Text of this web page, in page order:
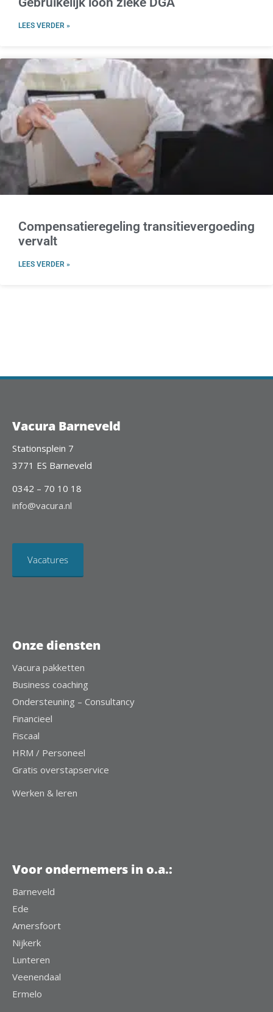
LEES VERDER »
Compensatieregeling transitievergoeding
vervalt
LEES VERDER »
Vacura Barneveld
Stationsplein 7
3771 ES Barneveld
0342 – 70 10 18
info@vacura.nl
Vacatures
Onze diensten
Vacura pakketten
Business coaching
Ondersteuning – Consultancy
Financieel
Fiscaal
HRM / Personeel
Gratis overstapservice
Werken & leren
Voor ondernemers in o.a.:
Barneveld
Ede
Amersfoort
Nijkerk
Lunteren
Veenendaal
Ermelo